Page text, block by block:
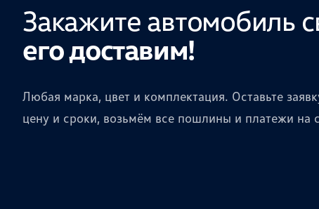
Закажите автомобиль
его доставим!
Любая марка, цвет и комплектация. Оставьте
цену и сроки, возьмём все пошлины и платежи на